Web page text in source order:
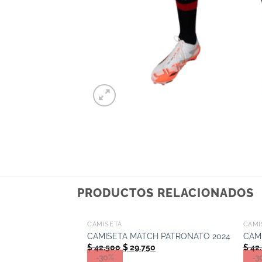
PRODUCTOS RELACIONADOS
-30%
CAMISETA
CAMISETA MATCH PATRONATO 2024
$42.500 El
precio
$29.750
precio
-
$